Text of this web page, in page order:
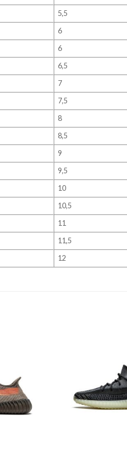
5,5
6
6
6,5
7
7,5
8
8,5
9
9,5
10
10,5
11
11,5
12